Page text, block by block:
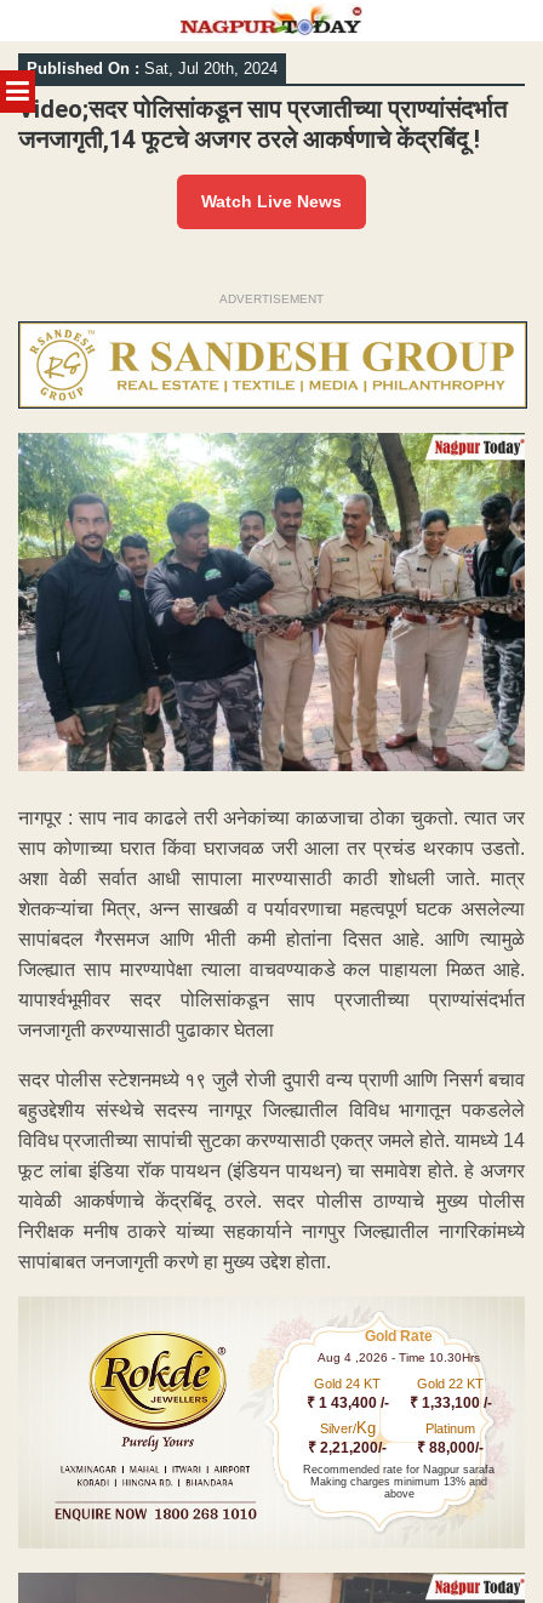
MENU
Skip
to
content
Published On : Sat, Jul 20th, 2024
Video;सदर पोलिसांकडून साप प्रजातीच्या प्राण्यांसंदर्भात
जनजागृती,14 फूटचे अजगर ठरले आकर्षणाचे केंद्रबिंदू !
Watch Live News
ADVERTISEMENT
नागपूर : साप नाव काढले तरी अनेकांच्या काळजाचा ठोका चुकतो. त्यात जर
साप कोणाच्या घरात किंवा घराजवळ जरी आला तर प्रचंड थरकाप उडतो.
अशा वेळी सर्वात आधी सापाला मारण्यासाठी काठी शोधली जाते. मात्र
शेतकऱ्यांचा मित्र, अन्न साखळी व पर्यावरणाचा महत्वपूर्ण घटक असलेल्या
सापांबदल गैरसमज आणि भीती कमी होतांना दिसत आहे. आणि त्यामुळे
जिल्ह्यात साप मारण्यापेक्षा त्याला वाचवण्याकडे कल पाहायला मिळत आहे.
यापार्श्वभूमीवर सदर पोलिसांकडून साप प्रजातीच्या प्राण्यांसंदर्भात
जनजागृती करण्यासाठी पुढाकार घेतला
सदर पोलीस स्टेशनमध्ये १९ जुलै रोजी दुपारी वन्य प्राणी आणि निसर्ग बचाव
बहुउद्देशीय संस्थेचे सदस्य नागपूर जिल्ह्यातील विविध भागातून पकडलेले
विविध प्रजातीच्या सापांची सुटका करण्यासाठी एकत्र जमले होते. यामध्ये 14
फूट लांबा इंडिया रॉक पायथन (इंडियन पायथन) चा समावेश होते. हे अजगर
यावेळी आकर्षणाचे केंद्रबिंदू ठरले. सदर पोलीस ठाण्याचे मुख्य पोलीस
निरीक्षक मनीष ठाकरे यांच्या सहकार्याने नागपुर जिल्ह्यातील नागरिकांमध्ये
सापांबाबत जनजागृती करणे हा मुख्य उद्देश होता.
Gold Rate
Aug 4 ,2026 - Time 10.30Hrs
Gold 24 KT
₹ 1 43,400 /-
Gold 22 KT
₹ 1,33,100 /-
Silver/Kg
₹ 2,21,200/-
Platinum
₹ 88,000/-
Recommended rate for Nagpur sarafa
Making charges minimum 13% and
above